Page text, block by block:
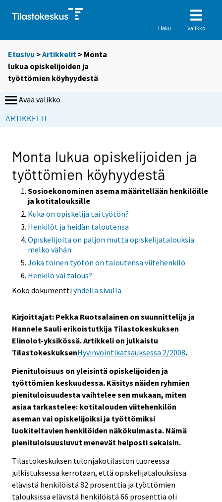
Haku Valikko
Etusivu >Artikkelit > Monta
lukua opiskelijoiden ja
työttömien köyhyydestä
Avaa valikko
ARTIKKELIT
Monta lukua opiskelijoiden ja
työttömien köyhyydestä
Sosioekonominen asema määritellään henkilöille
ja kotitalouksille
Kuka on opiskelija tai työtön?
Henkilöt ja heidän taloutensa
Opiskelijoita on paljon mutta opiskelijatalouksia
melko vähän
Joka toinen työtön on taloutensa viitehenkilö
Henkilö vai talous?
Koko dokumenttiyhdellä sivulla
Kirjoittajat: Pekka Ruotsalainen on suunnittelija ja
Hannele Sauli erikoistutkija Tilastokeskuksen
Elinolot-yksikössä. Artikkeli on julkaistu
TilastokeskuksenHyvinvointikatsauksessa 2/2008.
Pienituloisuus on yleisintä opiskelijoiden ja
työttömien keskuudessa. Käsitys näiden ryhmien
pienituloisuudesta vaihtelee sen mukaan, miten
asiaa tarkastelee: kotitalouden viitehenkilön
aseman vai opiskelijoiksi ja työttömiksi
luokiteltavien henkilöiden näkökulmasta. Nämä
pienituloisuusluvut menevät helposti sekaisin.
Tilastokeskuksen tulonjakotilaston tuoreessa
julkistuksessa kerrotaan, että opiskelijatalouksissa
elävistä henkilöistä 82 prosenttia ja työttömien
talouksissa elävistä henkilöistä 66 prosenttia oli